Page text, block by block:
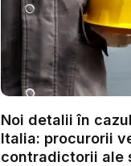
Noi detalii în
Italia: procurorii
contradictorii ale